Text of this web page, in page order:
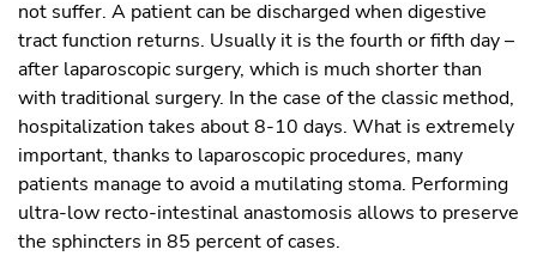
not suffer. A patient can be discharged when digestive
tract function returns. Usually it is the fourth or fifth day –
after laparoscopic surgery, which is much shorter than
with traditional surgery. In the case of the classic method,
hospitalization takes about 8-10 days. What is extremely
important, thanks to laparoscopic procedures, many
patients manage to avoid a mutilating stoma. Performing
ultra-low recto-intestinal anastomosis allows to preserve
the sphincters in 85 percent of cases.